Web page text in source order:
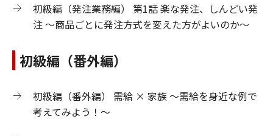
初級編（発注業務編） 第1話 楽な発注、しんどい発
注 ～商品ごとに発注方式を変えた方がよいのか～
初級編（番外編）
初級編（番外編） 需給 × 家族 ～需給を身近な例で
考えてみよう！～